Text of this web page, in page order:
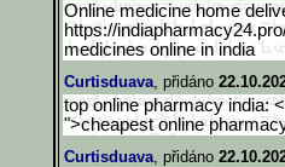
Online medicine home
https://
medicines online in india
Curtisduava, přidáno
top online pharmacy india:
">cheapest online
Curtisduava, přidáno